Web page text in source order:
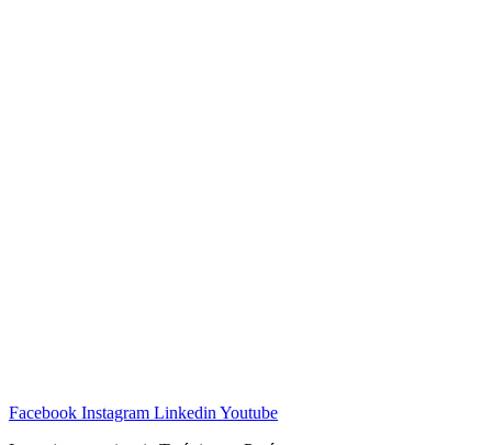
Facebook Instagram Linkedin Youtube